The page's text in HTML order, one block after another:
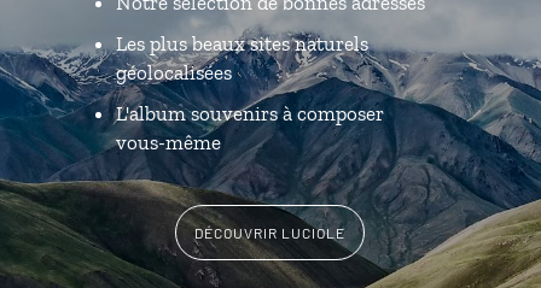
Les plus beaux sites naturels
géolocalisées
L'album souvenirs à composer
vous-même
DÉCOUVRIR LUCIOLE